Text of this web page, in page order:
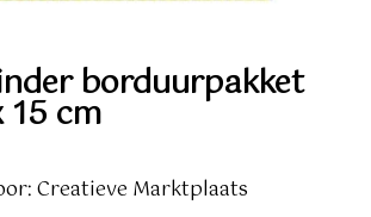
borduurpakket
15 cm
Creatieve Marktplaats